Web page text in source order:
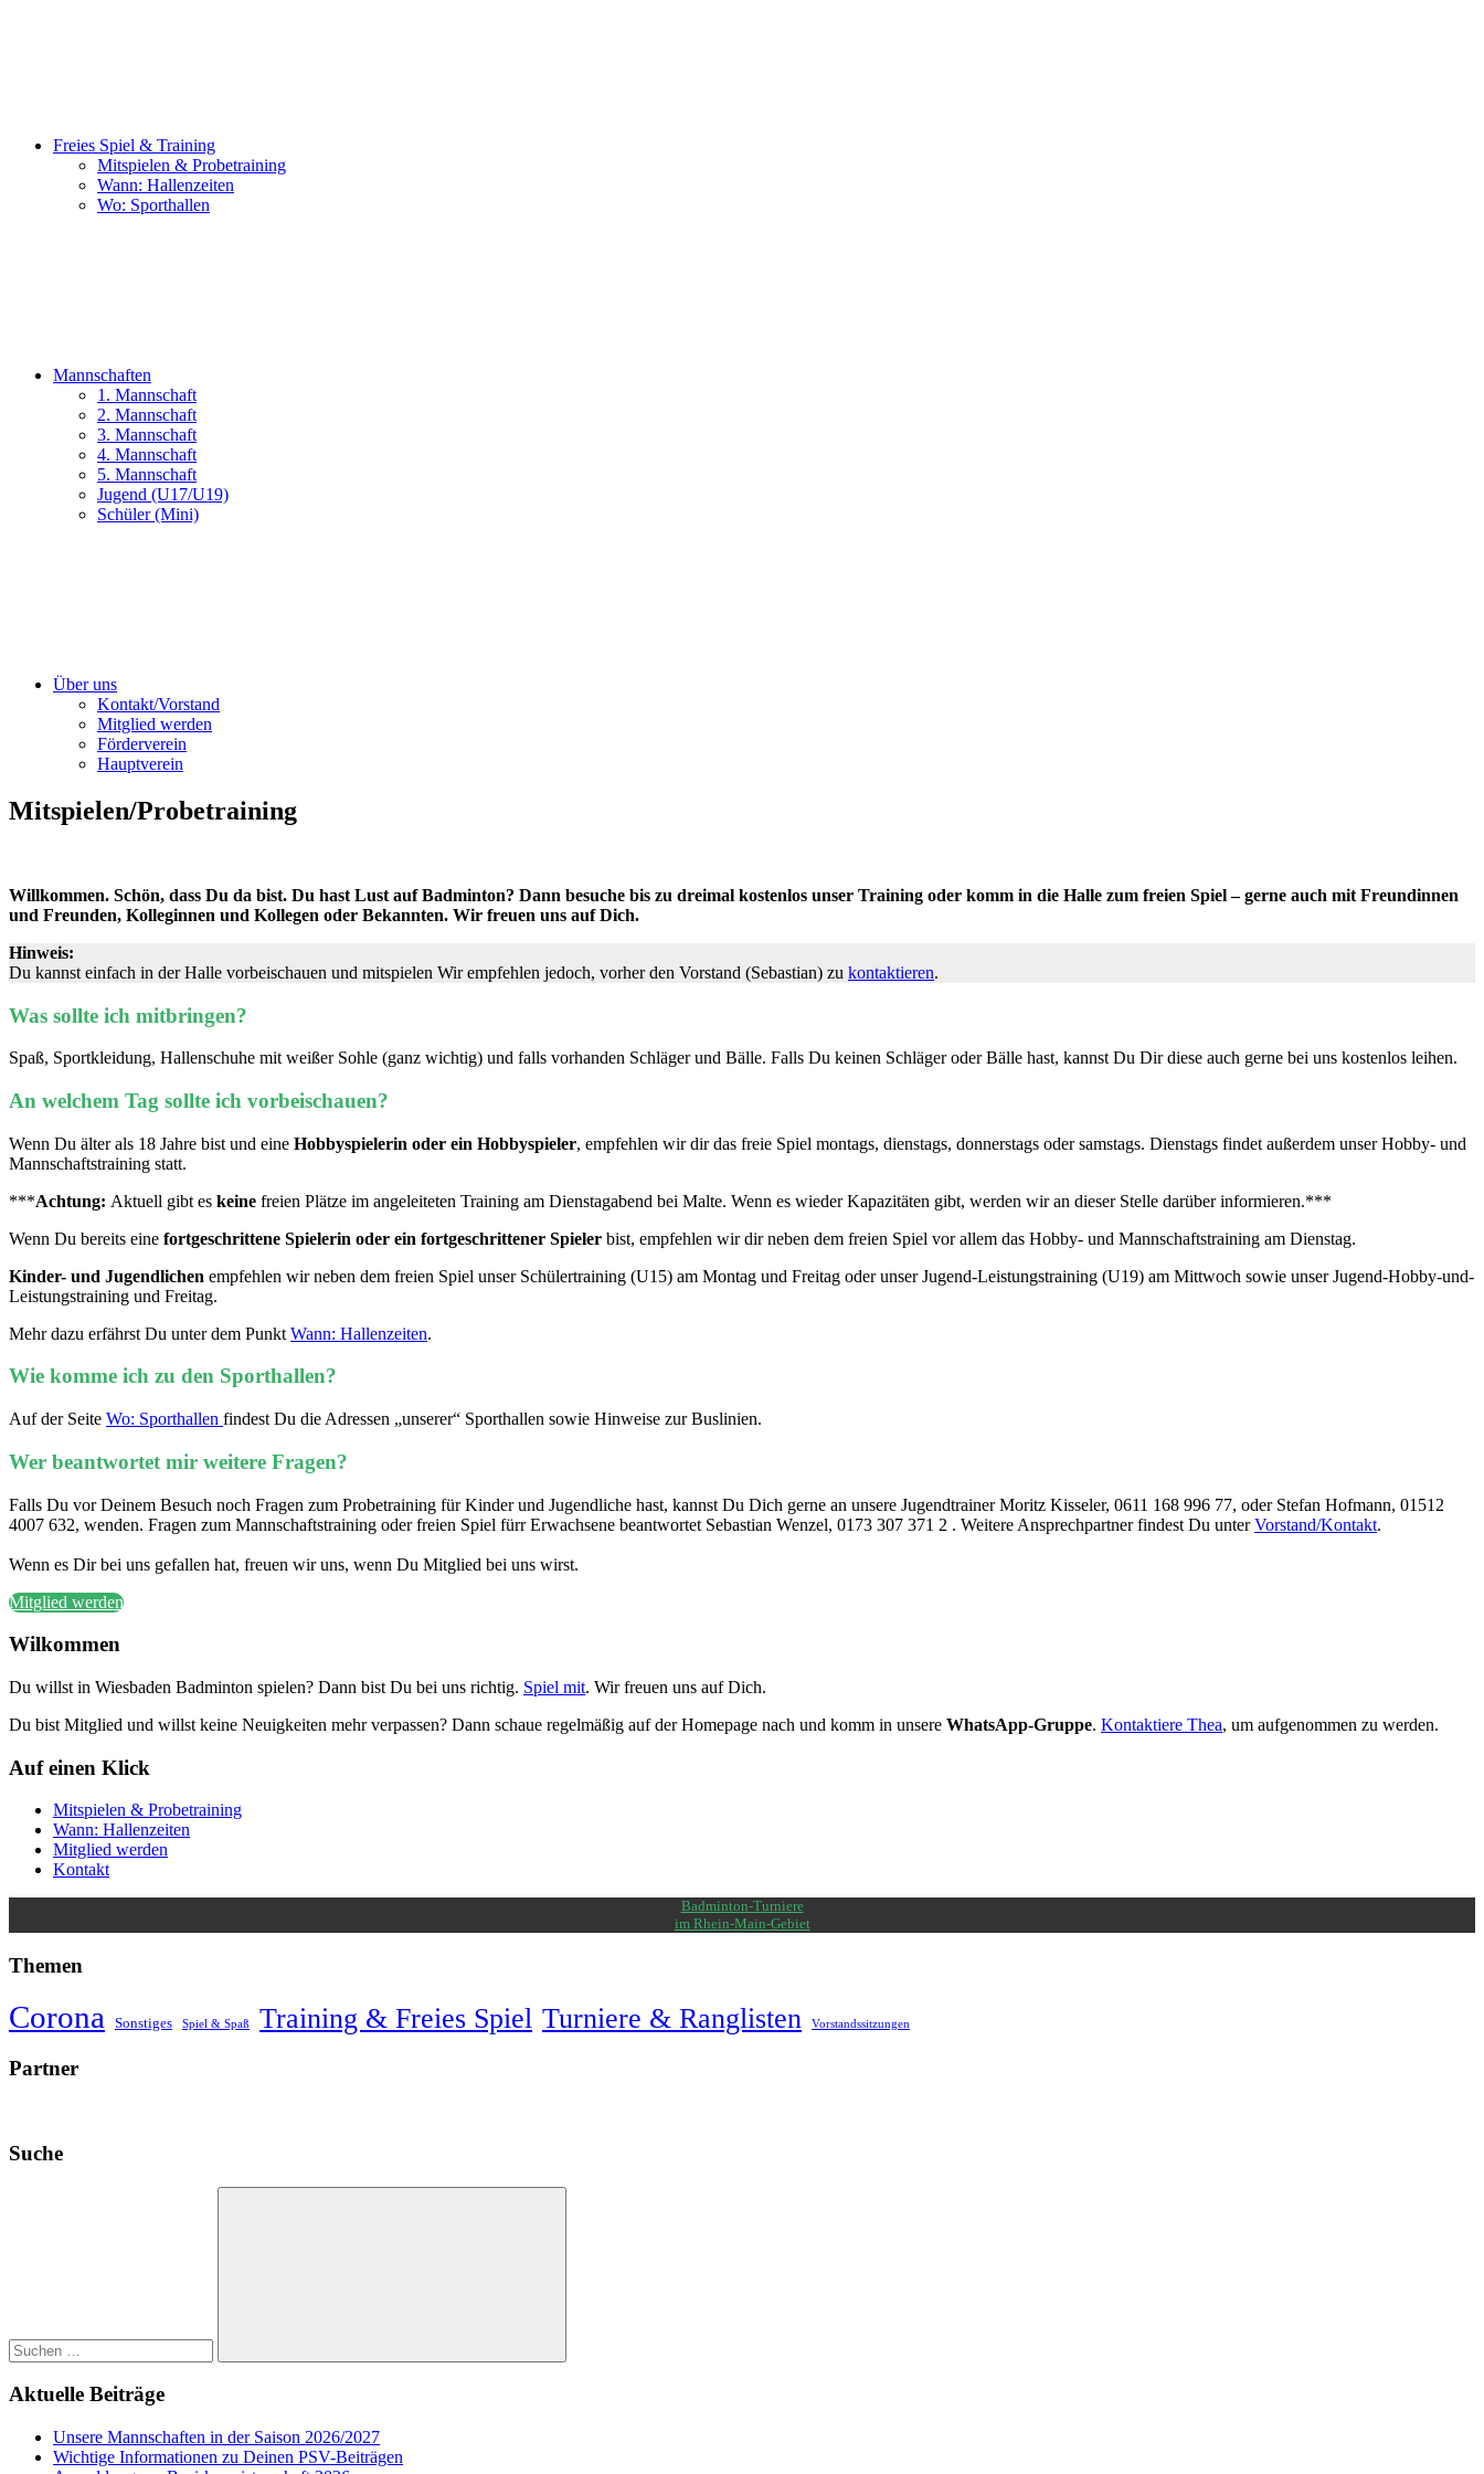
Freies Spiel & Training
Mitspielen & Probetraining
Wann: Hallenzeiten
Wo: Sporthallen
Mannschaften
1. Mannschaft
2. Mannschaft
3. Mannschaft
4. Mannschaft
5. Mannschaft
Jugend (U17/U19)
Schüler (Mini)
Über uns
Kontakt/Vorstand
Mitglied werden
Förderverein
Hauptverein
Mitspielen/Probetraining
Willkommen. Schön, dass Du da bist. Du hast Lust auf Badminton? Dann besuche bis zu dreimal kostenlos unser Training oder komm in die Halle zum freien Spiel – gerne auch mit Freundinnen
und Freunden, Kolleginnen und Kollegen oder Bekannten. Wir freuen uns auf Dich.
Hinweis:
Du kannst einfach in der Halle vorbeischauen und mitspielen Wir empfehlen jedoch, vorher den Vorstand (Sebastian) zu kontaktieren.
Was sollte ich mitbringen?
Spaß, Sportkleidung, Hallenschuhe mit weißer Sohle (ganz wichtig) und falls vorhanden Schläger und Bälle. Falls Du keinen Schläger oder Bälle hast, kannst Du Dir diese auch gerne bei uns kostenlos leihen.
An welchem Tag sollte ich vorbeischauen?
Wenn Du älter als 18 Jahre bist und eine Hobbyspielerin oder ein Hobbyspieler, empfehlen wir dir das freie Spiel montags, dienstags, donnerstags oder samstags. Dienstags findet außerdem unser Hobby- und
Mannschaftstraining statt.
***Achtung: Aktuell gibt es keine freien Plätze im angeleiteten Training am Dienstagabend bei Malte. Wenn es wieder Kapazitäten gibt, werden wir an dieser Stelle darüber informieren.***
Wenn Du bereits eine fortgeschrittene Spielerin oder ein fortgeschrittener Spieler bist, empfehlen wir dir neben dem freien Spiel vor allem das Hobby- und Mannschaftstraining am Dienstag.
Kinder- und Jugendlichen empfehlen wir neben dem freien Spiel unser Schülertraining (U15) am Montag und Freitag oder unser Jugend-Leistungstraining (U19) am Mittwoch sowie unser Jugend-Hobby-und-
Leistungstraining und Freitag.
Mehr dazu erfährst Du unter dem Punkt Wann: Hallenzeiten.
Wie komme ich zu den Sporthallen?
Auf der Seite Wo: Sporthallen findest Du die Adressen „unserer“ Sporthallen sowie Hinweise zur Buslinien.
Wer beantwortet mir weitere Fragen?
Falls Du vor Deinem Besuch noch Fragen zum Probetraining für Kinder und Jugendliche hast, kannst Du Dich gerne an unsere Jugendtrainer Moritz Kisseler, 0611 168 996 77, oder Stefan Hofmann, 01512
4007 632, wenden. Fragen zum Mannschaftstraining oder freien Spiel fürr Erwachsene beantwortet Sebastian Wenzel, 0173 307 371 2 . Weitere Ansprechpartner findest Du unterVorstand/Kontakt.
Wenn es Dir bei uns gefallen hat, freuen wir uns, wenn Du Mitglied bei uns wirst.
Mitglied werden
Wilkommen
Du willst in Wiesbaden Badminton spielen? Dann bist Du bei uns richtig. Spiel mit. Wir freuen uns auf Dich.
Du bist Mitglied und willst keine Neuigkeiten mehr verpassen? Dann schaue regelmäßig auf der Homepage nach und komm in unsere WhatsApp-Gruppe. Kontaktiere Thea, um aufgenommen zu werden.
Auf einen Klick
Mitspielen & Probetraining
Wann: Hallenzeiten
Mitglied werden
Kontakt
Badminton-Turniere
im Rhein-Main-Gebiet
Themen
Corona Sonstiges Spiel & Spaß Training & Freies Spiel Turniere & Ranglisten Vorstandssitzungen
Partner
Suche
Suchen
Aktuelle Beiträge
Unsere Mannschaften in der Saison 2026/2027
Wichtige Informationen zu Deinen PSV-Beiträgen